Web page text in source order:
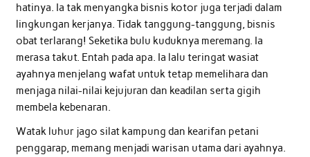
hatinya. Ia tak menyangka bisnis kotor juga terjadi dalam
lingkungan kerjanya. Tidak tanggung-tanggung, bisnis
obat terlarang! Seketika bulu kuduknya meremang. Ia
merasa takut. Entah pada apa. Ia lalu teringat wasiat
ayahnya menjelang wafat untuk tetap memelihara dan
menjaga nilai-nilai kejujuran dan keadilan serta gigih
membela kebenaran.
Watak luhur jago silat kampung dan kearifan petani
penggarap, memang menjadi warisan utama dari ayahnya.